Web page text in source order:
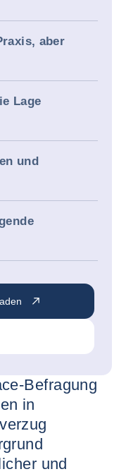
aber
Lage
und
Befragung
in
und